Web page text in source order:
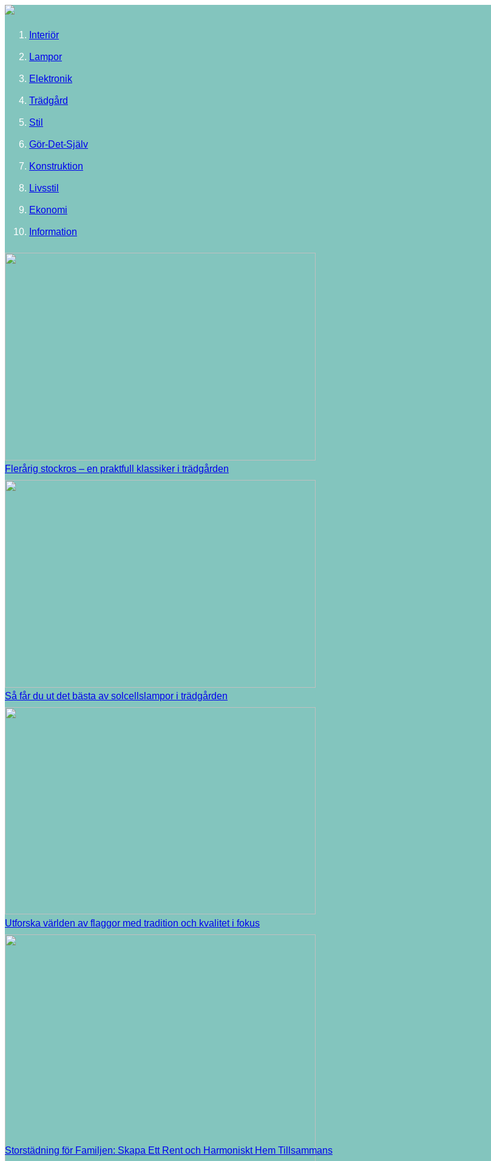
Interiör
Lampor
Elektronik
Trädgård
Stil
Gör-Det-Själv
Konstruktion
Livsstil
Ekonomi
Information
Flerårig stockros – en praktfull klassiker i trädgården
Så får du ut det bästa av solcellslampor i trädgården
Utforska världen av flaggor med tradition och kvalitet i fokus
Storstädning för Familjen: Skapa Ett Rent och Harmoniskt Hem Tillsammans